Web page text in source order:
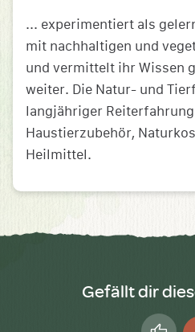
... experimentiert als
mit nachhaltigen und
und vermittelt ihr Wissen
weiter. Die Natur- und
langjähriger
Haustierzubehör,
Heilmittel.
Gefällt dir